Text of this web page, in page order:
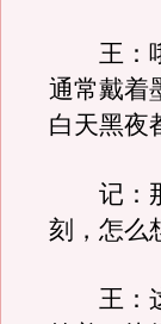
王：哦
通常戴着
白天黑夜
记：那
刻，怎么
王：这